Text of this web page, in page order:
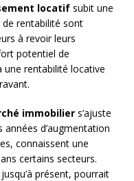
locatif subit une
rentabilité sont
à revoir leurs
potentiel de
rentabilité locative
immobilier s’ajuste
d’augmentation
connaissent une
certains secteurs.
présent, pourrait